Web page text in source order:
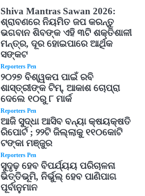
Shiva Mantras Sawan 2026:
ଶ୍ରାବଣରେ ନିୟମିତ ଜପ କରନ୍ତୁ
ଭଗବାନ ଶିବଙ୍କ ଏହି ୩ଟି ଶକ୍ତିଶାଳୀ
ମନ୍ତ୍ର, ଦୂର ହୋଇପାରେ ଆର୍ଥିକ
ସଙ୍କଟ
Reporters Pen
୨୦୨୭ ବିଶ୍ୱକପ ପାଇଁ ରବି
ଶାସ୍ତ୍ରୀଙ୍କ ଟିମ୍, ଆକାଶ ଚୋପ୍ରା
ଦେଲେ ୧୦ରୁ ୮ ମାର୍କ
Reporters Pen
ଆଜି ସୁଦ୍ଧା ଆସିବ ବନ୍ୟା କ୍ଷୟକ୍ଷତି
ରିପୋର୍ଟ ; ୨୨ଟି ଜିଲ୍ଲାକୁ ୧୧୦କୋଟି
ଟଙ୍କା ମଞ୍ଜୁର
Reporters Pen
ସୁଦୃଢ଼ ହେବ ବିପର୍ଯ୍ୟୟ ପରିଚାଳନା
ଭିତ୍ତିଭୂମି, ନିର୍ଭୁଲ୍ ହେବ ପାଣିପାଗ
ପୂର୍ବାନୁମାନ